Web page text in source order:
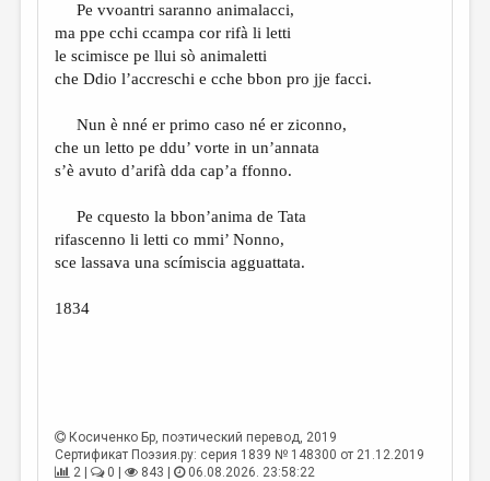
КУЛЬТУРОВЕДЕНИЕ
ПУБЛИЦИСТИКА
ЦИКЛЫ ПУБЛИКАЦИЙ
ТРЕДИАКОВСКИЙ
МЕДИА
ВКОНТАКТЕ
Pe vvoantri saranno animalacci,
ma ppe cchi ccampa cor rifà li letti
le scimisce pe llui sò animaletti
che Ddio l’accreschi e cche bbon pro jje facci.
Nun è nné er primo caso né er ziconno,
che un letto pe ddu’ vorte in un’annata
s’è avuto d’arifà dda cap’a ffonno.
Pe cquesto la bbon’anima de Tata
rifascenno li letti co mmi’ Nonno,
sce lassava una scímiscia agguattata.
1834
Косиченко Бр, поэтический перевод, 2019
Сертификат Поэзия.ру: серия 1839 № 148300 от 21.12.2019
2 |
0 | 843 |
06.08.2026. 23:58:22